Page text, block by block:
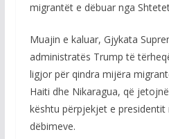
migrantët e dëbuar nga
Muajin e kaluar, Gjykata
administratës Trump të
ligjor për qindra mijëra
Haiti dhe Nikaragua, që
kështu përpjekjet e presidentit
dëbimeve.